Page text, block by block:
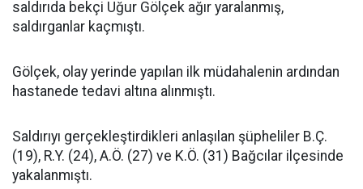
saldırıda bekçi Uğur Gölçek ağır yaralanmış,
saldırganlar kaçmıştı.
Gölçek, olay yerinde yapılan ilk müdahalenin ardından
hastanede tedavi altına alınmıştı.
Saldırıyı gerçekleştirdikleri anlaşılan şüpheliler B.Ç.
(19), R.Y. (24), A.Ö. (27) ve K.Ö. (31) Bağcılar ilçesinde
yakalanmıştı.